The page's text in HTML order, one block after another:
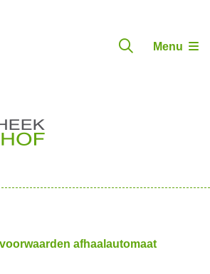
Menu
afhaalautomaat